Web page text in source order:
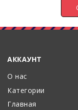
АККАУНТ
О нас
Категории
Главная